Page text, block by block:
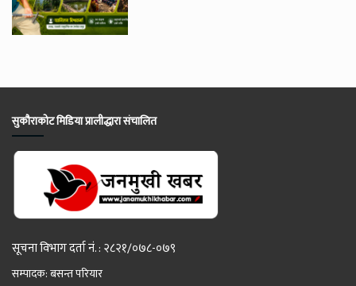
सुकौराकोट मिडिया प्रालीद्धारा संचालित
सूचना विभाग दर्ता नं. : २८२१/०७८-०७९
सम्पादक: बसन्त परियार